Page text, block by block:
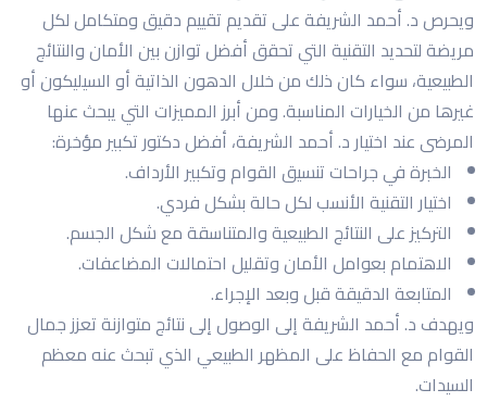
ويحرص د. أحمد الشريفة على تقديم تقييم دقيق ومتكامل لكل
مريضة لتحديد التقنية التي تحقق أفضل توازن بين الأمان والنتائج
الطبيعية، سواء كان ذلك من خلال الدهون الذاتية أو السيليكون أو
غيرها من الخيارات المناسبة. ومن أبرز المميزات التي يبحث عنها
المرضى عند اختيار د. أحمد الشريفة، أفضل دكتور تكبير مؤخرة:
الخبرة في جراحات تنسيق القوام وتكبير الأرداف.
اختيار التقنية الأنسب لكل حالة بشكل فردي.
التركيز على النتائج الطبيعية والمتناسقة مع شكل الجسم.
الاهتمام بعوامل الأمان وتقليل احتمالات المضاعفات.
المتابعة الدقيقة قبل وبعد الإجراء.
ويهدف د. أحمد الشريفة إلى الوصول إلى نتائج متوازنة تعزز جمال
القوام مع الحفاظ على المظهر الطبيعي الذي تبحث عنه معظم
السيدات.